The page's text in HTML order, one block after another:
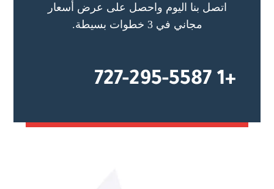
اتصل بنا اليوم واحصل على عرض أسعار
مجاني في 3 خطوات بسيطة.
+1 727-295-5587